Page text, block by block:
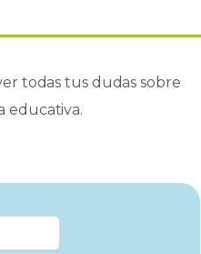
todas tus dudas sobre
educativa.